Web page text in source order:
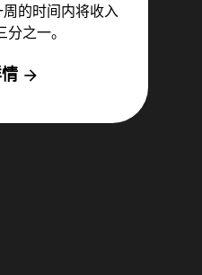
的时间内将收入
之一。
arrow_forward